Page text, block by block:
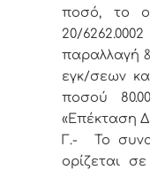
ποσό, το
20/
παραλλαγή
εγκ/σεων
ποσού
«Επέκταση
Γ.- Το
ορίζεται